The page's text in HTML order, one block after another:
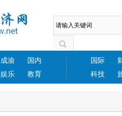
成渝
国内
娱乐 教育
国际
科技